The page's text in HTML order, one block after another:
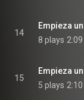
14
8 plays 2:09
15
5 plays 2:10